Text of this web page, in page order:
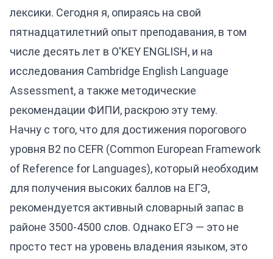
лексики. Сегодня я, опираясь на свой
пятнадцатилетний опыт преподавания, в том
числе десять лет в O'KEY ENGLISH, и на
исследования Cambridge English Language
Assessment, а также методические
рекомендации ФИПИ, раскрою эту тему.
Начну с того, что для достижения порогового
уровня B2 по CEFR (Common European Framework
of Reference for Languages), который необходим
для получения высоких баллов на ЕГЭ,
рекомендуется активный словарный запас в
районе 3500-4500 слов. Однако ЕГЭ — это не
просто тест на уровень владения языком, это